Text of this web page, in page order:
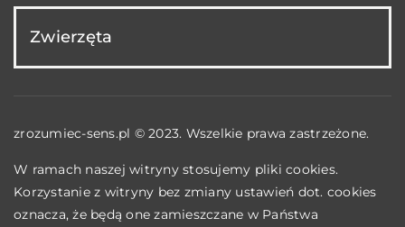
Zwierzęta
zrozumiec-sens.pl © 2023. Wszelkie prawa zastrzeżone.
W ramach naszej witryny stosujemy pliki cookies.
Korzystanie z witryny bez zmiany ustawień dot. cookies
oznacza, że będą one zamieszczane w Państwa